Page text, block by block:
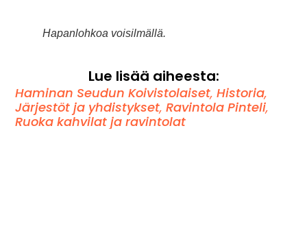
Hapanlohkoa voisilmällä.
Lue lisää aiheesta:
Haminan Seudun Koivistolaiset,Historia,
Järjestöt ja yhdistykset,Ravintola Pinteli,
Ruoka kahvilat ja ravintolat